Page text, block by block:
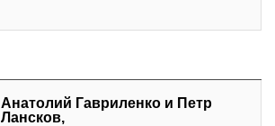
Анатолий Гавриленко и Петр
Лансков,